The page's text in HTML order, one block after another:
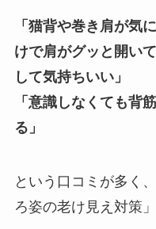
「猫背や巻き肩が気
けで肩がグッと開い
して気持ちいい」
「意識しなくても背
る」
という口コミが多く
ろ姿の老け見え対策